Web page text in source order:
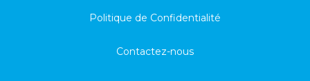
Politique de Confidentialité
Contactez-nous